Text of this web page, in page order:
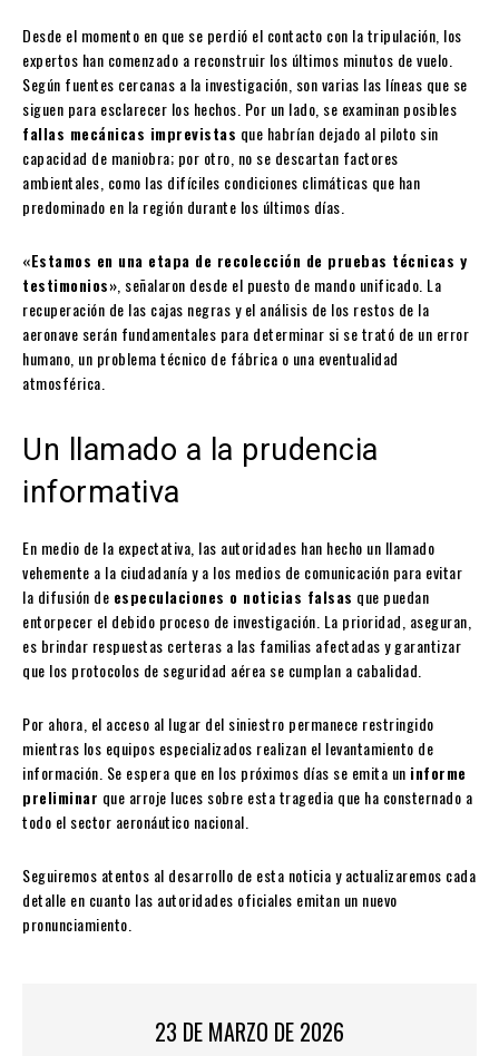
Desde el momento en que se perdió el contacto con la tripulación, los
expertos han comenzado a reconstruir los últimos minutos de vuelo.
Según fuentes cercanas a la investigación, son varias las líneas que se
siguen para esclarecer los hechos. Por un lado, se examinan posibles
fallas mecánicas imprevistas que habrían dejado al piloto sin
capacidad de maniobra; por otro, no se descartan factores
ambientales, como las difíciles condiciones climáticas que han
predominado en la región durante los últimos días.
«Estamos en una etapa de recolección de pruebas técnicas y
testimonios», señalaron desde el puesto de mando unificado. La
recuperación de las cajas negras y el análisis de los restos de la
aeronave serán fundamentales para determinar si se trató de un error
humano, un problema técnico de fábrica o una eventualidad
atmosférica.
Un llamado a la prudencia
informativa
En medio de la expectativa, las autoridades han hecho un llamado
vehemente a la ciudadanía y a los medios de comunicación para evitar
la difusión de especulaciones o noticias falsas que puedan
entorpecer el debido proceso de investigación. La prioridad, aseguran,
es brindar respuestas certeras a las familias afectadas y garantizar
que los protocolos de seguridad aérea se cumplan a cabalidad.
Por ahora, el acceso al lugar del siniestro permanece restringido
mientras los equipos especializados realizan el levantamiento de
información. Se espera que en los próximos días se emita un informe
preliminar que arroje luces sobre esta tragedia que ha consternado a
todo el sector aeronáutico nacional.
Seguiremos atentos al desarrollo de esta noticia y actualizaremos cada
detalle en cuanto las autoridades oficiales emitan un nuevo
pronunciamiento.
23 DE MARZO DE 2026